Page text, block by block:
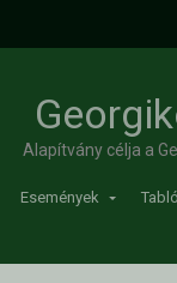
Alapítvány célja a
Események